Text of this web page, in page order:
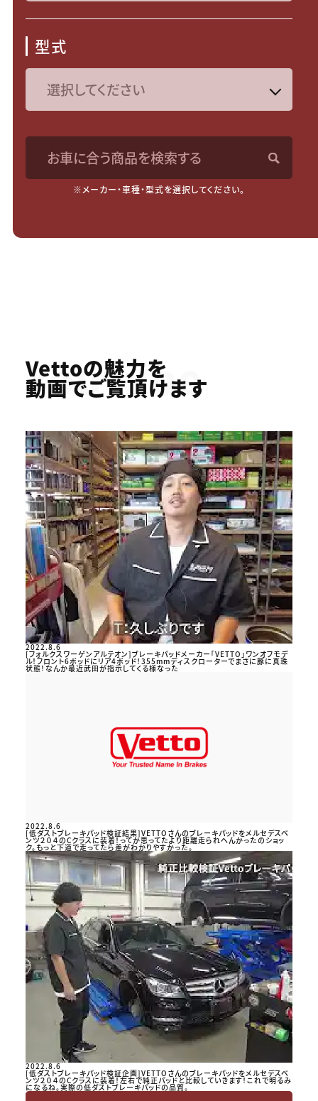
型式
お車に合う商品を検索する
※メーカー・車種・型式を選択してください。
Youtube
Vettoの魅力を
動画でご覧頂けます
2022.8.6
[フォルクスワーゲンアルテオン]ブレーキパッドメーカー「VETTO」ワンオフモデ
ル！フロント6ポッドにリア4ポッド！355mmディスクローターでまさに豚に真珠
状態！なんか最近武田が指示してくる様なった
2022.8.6
[低ダストブレーキパッド検証結果]VETTOさんのブレーキパッドをメルセデスベ
ンツ２０４のCクラスに装着！ってか思ってたより距離走られへんかったのショッ
ク。もっと下道で走ってたら差がわかりやすかった。
2022.8.6
[低ダストブレーキパッド検証企画]VETTOさんのブレーキパッドをメルセデスベ
ンツ２０４のCクラスに装着！左右で純正パッドと比較していきます！これで明るみ
になるね。実際の低ダストブレーキパッドの品質。